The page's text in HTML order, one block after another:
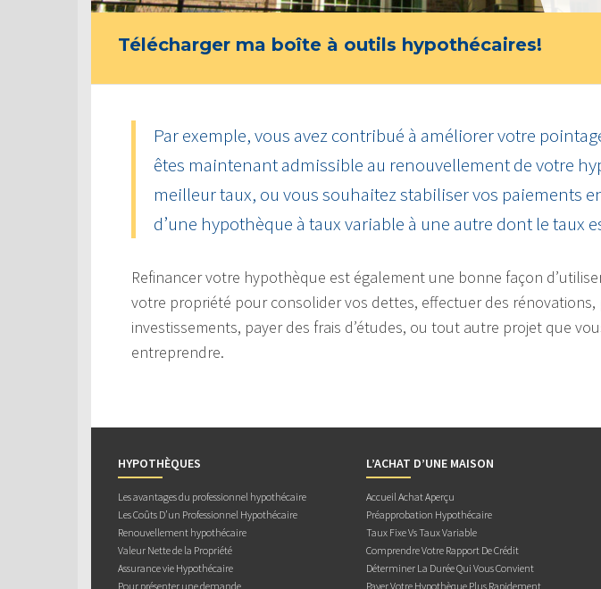
Télécharger ma boîte à outils hypothécaires!
Par exemple, vous avez contribué à améliorer votre
êtes maintenant admissible au renouvellement de votre
meilleur taux, ou vous souhaitez stabiliser vos paiements
d’une hypothèque à taux variable à une autre dont le taux
Refinancer votre hypothèque est également une bonne façon
votre propriété pour consolider vos dettes, effectuer des rénovations,
investissements, payer des frais d’études, ou tout autre projet que
entreprendre.
HYPOTHÈQUES
Les avantages du professionnel hypothécaire
Les Coûts D’un Professionnel Hypothécaire
Renouvellement hypothécaire
Valeur Nette de la Propriété
Assurance vie Hypothécaire
Pour présenter une demande
L’ACHAT D’UNE MAISON
Accueil Achat Aperçu
Préapprobation Hypothécaire
Taux Fixe Vs Taux Variable
Comprendre Votre Rapport De Crédit
Déterminer La Durée Qui Vous Convient
Payer Votre Hypothèque Plus Rapidement